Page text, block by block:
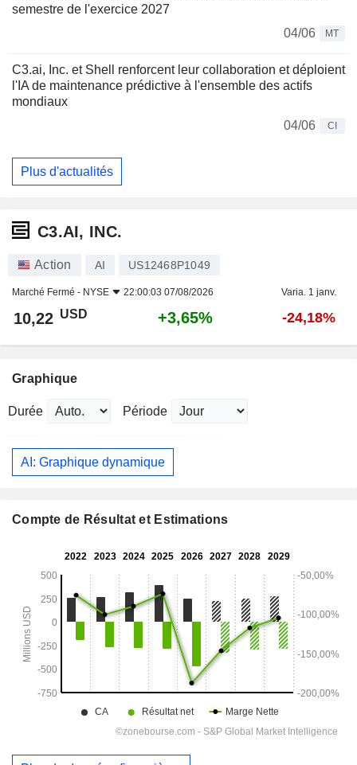
semestre de l'exercice 2027
04/06
MT
C3.ai, Inc. et Shell renforcent leur collaboration et déploient
l'IA de maintenance prédictive à l'ensemble des actifs
mondiaux
04/06
CI
Plus d'actualités
C3.AI, INC.
Action AI US12468P1049
Marché Fermé - NYSE 22:00:03 07/08/2026 Varia. 1 janv.
10,22 USD +3,65% -24,18%
Graphique
Durée Période
AI: Graphique dynamique
Compte de Résultat et Estimations